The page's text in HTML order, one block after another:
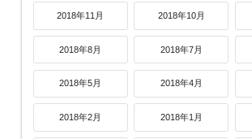
2018年11月 2018年10月
2018年8月 2018年7月
2018年5月 2018年4月
2018年2月 2018年1月